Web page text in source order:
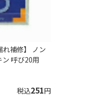
れ補修】 ノン
呼び20用
税込251円